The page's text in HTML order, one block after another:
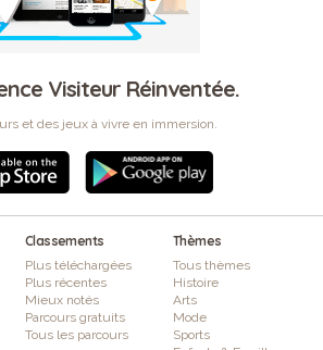
Visiteur Réinventée.
et des jeux à vivre en immersion.
Classements
Plus téléchargées
Plus récentes
Mieux notés
Parcours gratuits
Tous les parcours
Thèmes
Tous thèmes
Histoire
Arts
Mode
Sports